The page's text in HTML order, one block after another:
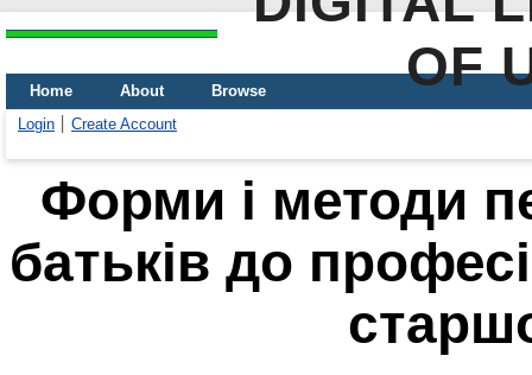
OF
Home About
Browse
Login
Create Account
Форми і методи
батьків до